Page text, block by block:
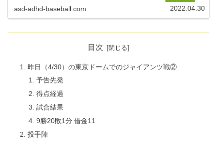
asd-adhd-baseball.com 2022.04.30
目次
昨日（4/30）の東京ドームでのジャイアンツ戦②
予告先発
得点経過
試合結果
9勝20敗1分 借金11
投手陣